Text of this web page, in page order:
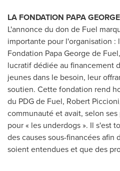
LA FONDATION PAPA GEORGE
L'annonce du don de Fuel
importante pour l'organisation :
Fondation Papa George de
lucratif dédiée au financement
jeunes dans le besoin, leur
soutien. Cette fondation rend
du PDG de Fuel, Robert Piccioni
communauté et avait, selon
pour « les underdogs ». Il s'est
des causes sous-financées afin
soient entendues et que des